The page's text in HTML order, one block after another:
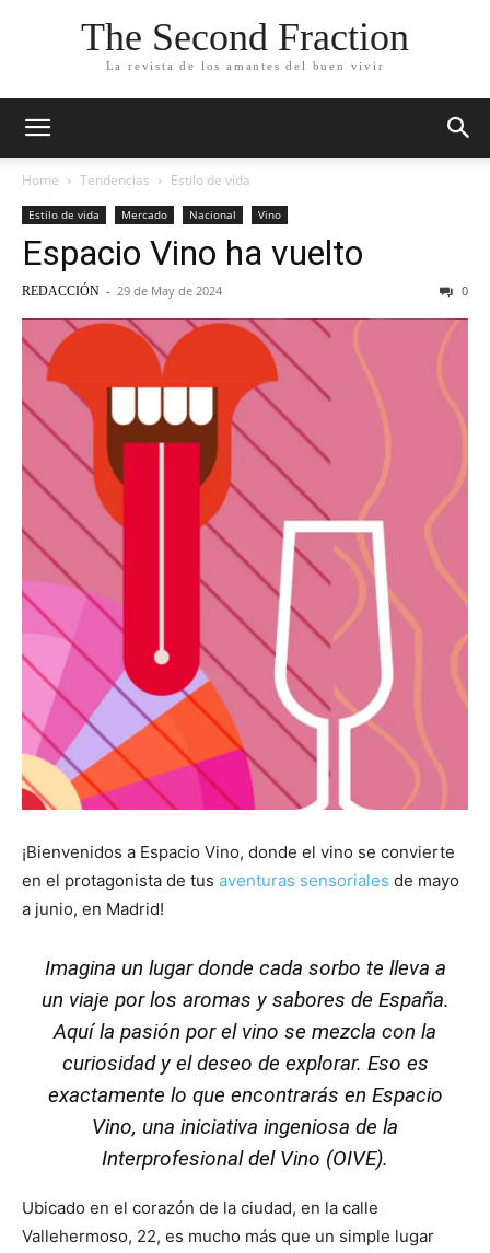
The Second Fraction
La revista de los amantes del buen vivir
Home Tendencias Estilo de vida
Estilo de vida Mercado Nacional Vino
Espacio Vino ha vuelto
REDACCIÓN - 29 de May de 2024 0
¡Bienvenidos a Espacio Vino, donde el vino se convierte
en el protagonista de tus aventuras sensoriales de mayo
a junio, en Madrid!
Imagina un lugar donde cada sorbo te lleva a
un viaje por los aromas y sabores de España.
Aquí la pasión por el vino se mezcla con la
curiosidad y el deseo de explorar. Eso es
exactamente lo que encontrarás en Espacio
Vino, una iniciativa ingeniosa de la
Interprofesional del Vino (OIVE).
Ubicado en el corazón de la ciudad, en la calle
Vallehermoso, 22, es mucho más que un simple lugar